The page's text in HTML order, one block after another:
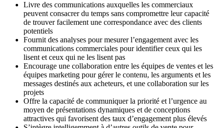
Livre des communications auxquelles les commerciaux
peuvent consacrer du temps sans compromettre leur capacité
de trouver facilement une correspondance avec des clients
potentiels
Fournit des analyses pour mesurer l’engagement avec les
communications commerciales pour identifier ceux qui les
lisent et ceux qui ne les lisent pas
Encourage une collaboration entre les équipes de ventes et les
équipes marketing pour gérer le contenu, les arguments et les
messages destinés aux acheteurs, et une collaboration sur les
projets
Offre la capacité de communiquer la priorité et l’urgence au
moyen de présentations dynamiques et de conceptions
attractives qui favorisent des taux d’engagement plus élevés